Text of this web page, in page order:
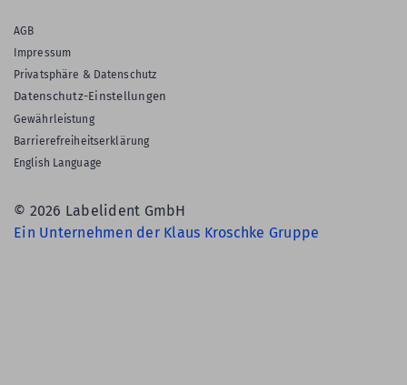
AGB
Impressum
Privatsphäre & Datenschutz
Datenschutz-Einstellungen
Gewährleistung
Barrierefreiheitserklärung
English Language
© 2026 Labelident GmbH
Ein Unternehmen der Klaus Kroschke Gruppe